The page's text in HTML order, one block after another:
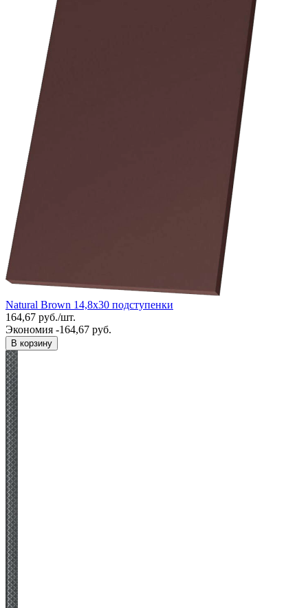
Natural Brown 14,8x30 подступенки
164,67 руб./шт.
Экономия -164,67 руб.
В корзину